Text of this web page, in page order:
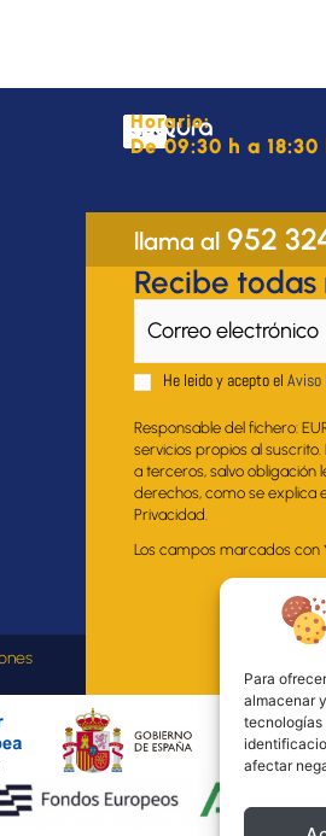
Para
almacenar
tecnologías
afectar
Horario:
De 09:30 h a 18:30
llama al 952
Recibe
He leido y acepto el Aviso
Responsable del fichero:
servicios propios al
a terceros, salvo obligación
derechos, como se explica
Privacidad.
Los campos marcados con